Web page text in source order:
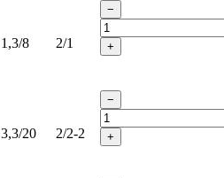
1,3/8 2/1
−
+
3,3/20 2/2-2
−
+